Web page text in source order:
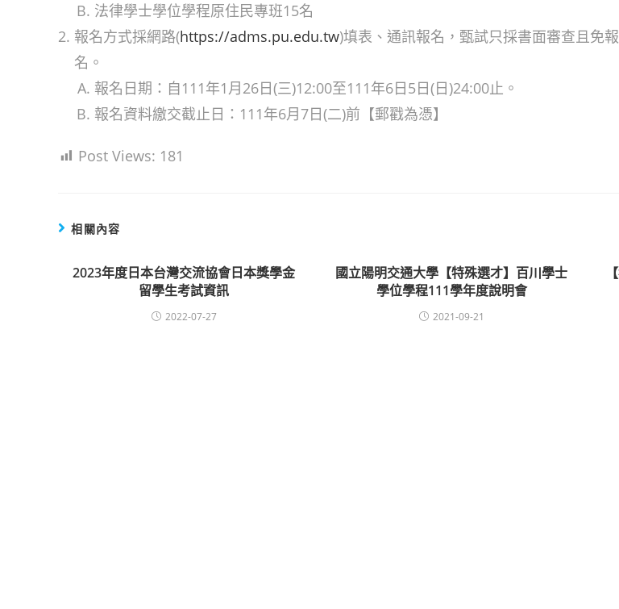
法律學士學位學程原住民專班15名
報名方式採網路(https://adms.pu.edu.tw)填表、通訊報名，甄試只採書面審查且免
名。
報名日期：自111年1月26日(三)12:00至111年6日5日(日)24:00止。
報名資料繳交截止日：111年6月7日(二)前【郵戳為憑】
Post Views: 181
相關內容
2023年度日本台灣交流協會日本獎學金
留學生考試資訊
2022-07-27
國立陽明交通大學【特殊選才】百川學士
學位學程111學年度說明會
2021-09-21